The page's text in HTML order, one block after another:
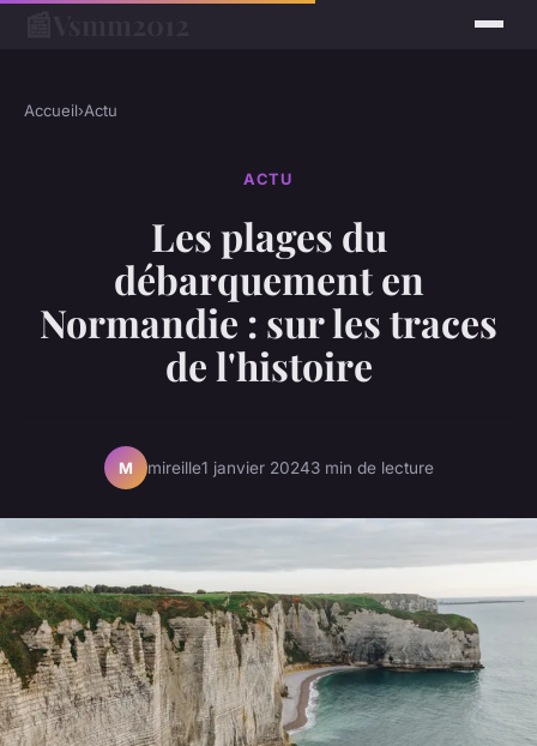
Accueil›Actu
ACTU
Les plages du
débarquement en
Normandie : sur les traces
de l'histoire
M mireille1 janvier 20243 min de lecture